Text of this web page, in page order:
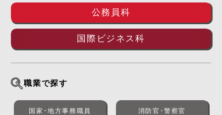
公務員科
国際ビジネス科
職業で探す
国家･地方事務職員 消防官･警察官